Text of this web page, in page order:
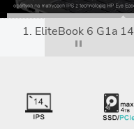
1. EliteBook 6 G1a 14